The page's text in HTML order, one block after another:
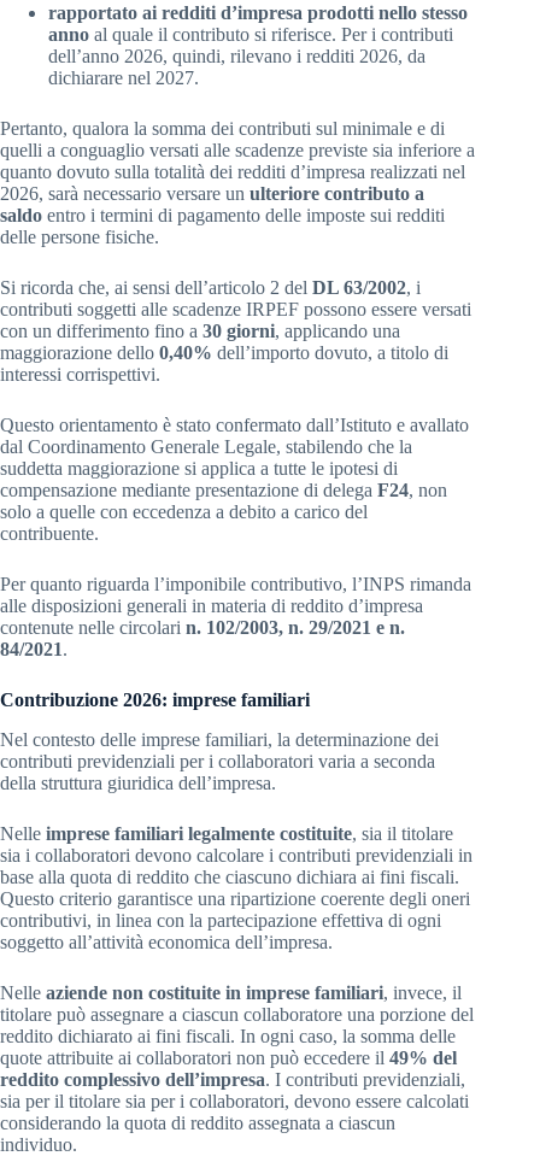
rapportato ai redditi d’impresa prodotti nello stesso
anno al quale il contributo si riferisce. Per i contributi
dell’anno 2026, quindi, rilevano i redditi 2026, da
dichiarare nel 2027.
Pertanto, qualora la somma dei contributi sul minimale e di
quelli a conguaglio versati alle scadenze previste sia inferiore a
quanto dovuto sulla totalità dei redditi d’impresa realizzati nel
2026, sarà necessario versare un ulteriore contributo a
saldo entro i termini di pagamento delle imposte sui redditi
delle persone fisiche.
Si ricorda che, ai sensi dell’articolo 2 del DL 63/2002, i
contributi soggetti alle scadenze IRPEF possono essere versati
con un differimento fino a 30 giorni, applicando una
maggiorazione dello 0,40% dell’importo dovuto, a titolo di
interessi corrispettivi.
Questo orientamento è stato confermato dall’Istituto e avallato
dal Coordinamento Generale Legale, stabilendo che la
suddetta maggiorazione si applica a tutte le ipotesi di
compensazione mediante presentazione di delega F24, non
solo a quelle con eccedenza a debito a carico del
contribuente.
Per quanto riguarda l’imponibile contributivo, l’INPS rimanda
alle disposizioni generali in materia di reddito d’impresa
contenute nelle circolari n. 102/2003, n. 29/2021 e n.
84/2021.
Contribuzione 2026: imprese familiari
Nel contesto delle imprese familiari, la determinazione dei
contributi previdenziali per i collaboratori varia a seconda
della struttura giuridica dell’impresa.
Nelle imprese familiari legalmente costituite, sia il titolare
sia i collaboratori devono calcolare i contributi previdenziali in
base alla quota di reddito che ciascuno dichiara ai fini fiscali.
Questo criterio garantisce una ripartizione coerente degli oneri
contributivi, in linea con la partecipazione effettiva di ogni
soggetto all’attività economica dell’impresa.
Nelle aziende non costituite in imprese familiari, invece, il
titolare può assegnare a ciascun collaboratore una porzione del
reddito dichiarato ai fini fiscali. In ogni caso, la somma delle
quote attribuite ai collaboratori non può eccedere il 49% del
reddito complessivo dell’impresa. I contributi previdenziali,
sia per il titolare sia per i collaboratori, devono essere calcolati
considerando la quota di reddito assegnata a ciascun
individuo.